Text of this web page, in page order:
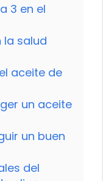
3 en el
la salud
aceite de
un aceite
un buen
del